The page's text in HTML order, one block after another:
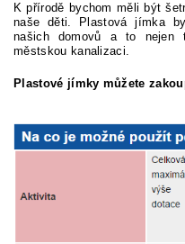
K přírodě bychom měli být
naše děti. Plastová jímka
našich domovů a to nejen
městskou kanalizaci.
Plastové jímky můžete